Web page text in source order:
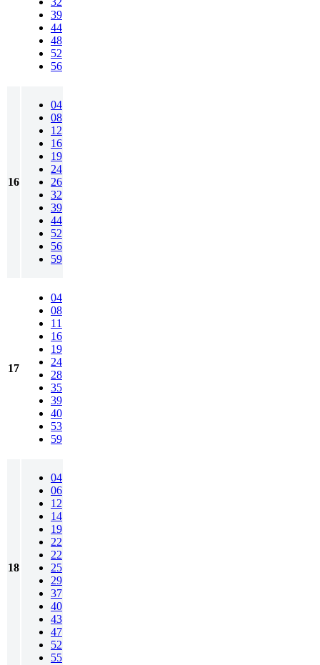
39
44
48
52
56
16
04
08
12
16
19
24
26
32
39
44
52
56
59
17
04
08
11
16
19
24
28
35
39
40
53
59
18
04
06
12
14
19
22
22
25
29
37
40
43
47
52
55